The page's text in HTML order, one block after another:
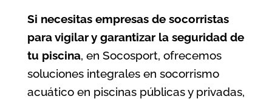
Si necesitas empresas de socorristas
para vigilar y garantizar la seguridad de
tu piscina, en Socosport, ofrecemos
soluciones integrales en socorrismo
acuático en piscinas públicas y privadas,